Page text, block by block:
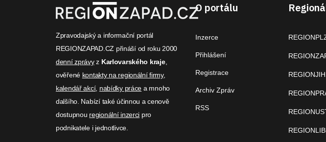
Zpravodajský a informační portál
REGIONZAPAD.CZ přináší od roku 2000
denní zprávyz Karlovarského kraje,
ověřené kontakty na regionální firmy,
kalendář akcí, nabídky práce a mnoho
dalšího. Nabízí také účinnou a cenově
dostupnou regionální inzerci pro
podnikatele i jednotlivce.
O portálu
Inzerce
Přihlášení
Registrace
Archiv Zpráv
RSS